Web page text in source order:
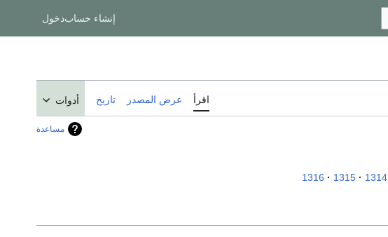
إنشاء حسابدخول
اقرأ عرض المصدر تاريخ أدوات
مساعدة
1314
1315
1316